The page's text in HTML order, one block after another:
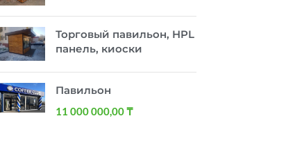
Торговый павильон, HPL
панель, киоски
Павильон
11 000 000,00₸